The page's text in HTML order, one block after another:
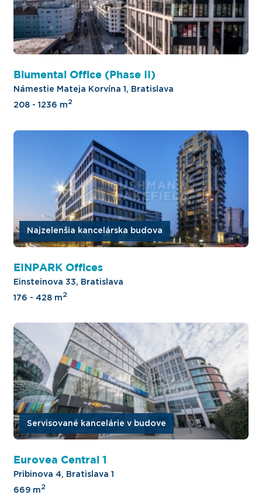
Blumental Office (Phase II)
Námestie Mateja Korvína 1, Bratislava
208 - 1236 m2
Najzelenšia kancelárska budova
EINPARK Offices
Einsteinova 33, Bratislava
176 - 428 m2
Servisované kancelárie v budove
Eurovea Central 1
Pribinova 4, Bratislava 1
669 m2